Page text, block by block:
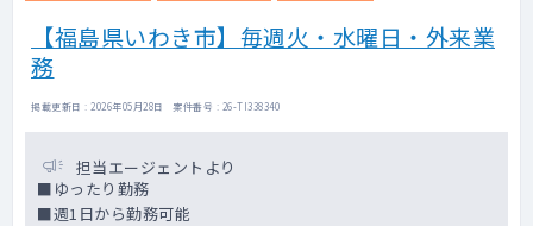
【福島県いわき市】毎週火・水曜日・外来業
務
掲載更新日 : 2026年05月28日 案件番号 : 26-TI338340
担当エージェントより
■ゆったり勤務
■週1日から勤務可能